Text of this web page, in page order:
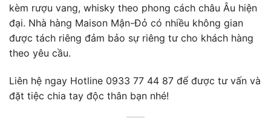
kèm rượu vang, whisky theo phong cách châu Âu hiện
đại. Nhà hàng Maison Mận-Đỏ có nhiều không gian
được tách riêng đảm bảo sự riêng tư cho khách hàng
theo yêu cầu.
Liên hệ ngay Hotline 0933 77 44 87 để được tư vấn và
đặt tiệc chia tay độc thân bạn nhé!